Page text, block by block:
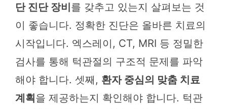
단 진단 장비를 갖추고 있는지 살펴보는 것
이 좋습니다. 정확한 진단은 올바른 치료의
시작입니다. 엑스레이, CT, MRI 등 정밀한
검사를 통해 턱관절의 구조적 문제를 파악
해야 합니다. 셋째, 환자 중심의 맞춤 치료
계획을 제공하는지 확인해야 합니다. 턱관